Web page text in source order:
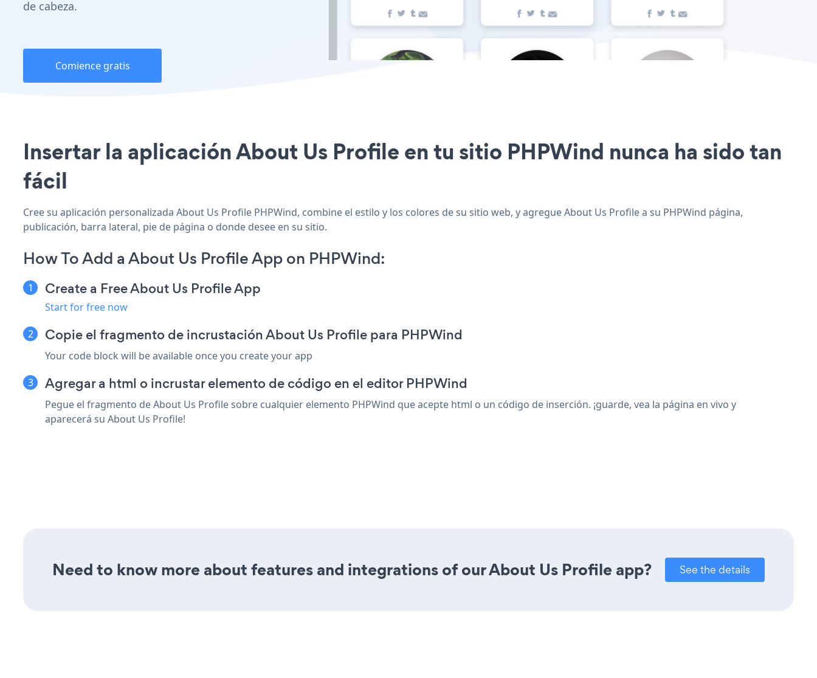
de cabeza.
Comience gratis
Insertar la aplicación About Us Profile en tu sitio PHPWind nunca ha sido tan
fácil
Cree su aplicación personalizada About Us Profile PHPWind, combine el estilo y los colores de su sitio web, y agregue About Us Profile a su PHPWind página,
publicación, barra lateral, pie de página o donde desee en su sitio.
How To Add a About Us Profile App on PHPWind:
Create a Free About Us Profile App
Start for free now
Copie el fragmento de incrustación About Us Profile para PHPWind
Your code block will be available once you create your app
Agregar a html o incrustar elemento de código en el editor PHPWind
Pegue el fragmento de About Us Profile sobre cualquier elemento PHPWind que acepte html o un código de inserción. ¡guarde, vea la página en vivo y
aparecerá su About Us Profile!
Need to know more about features and integrations of our About Us Profile app? See the details